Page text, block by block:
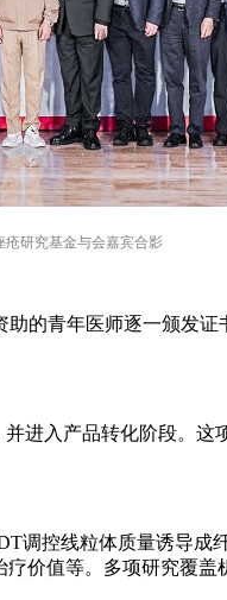
疮研究基金与会嘉宾合影
的青年医师逐一颁
入产品转化阶段。这
调控线粒体质量诱导
价值等。多项研究覆